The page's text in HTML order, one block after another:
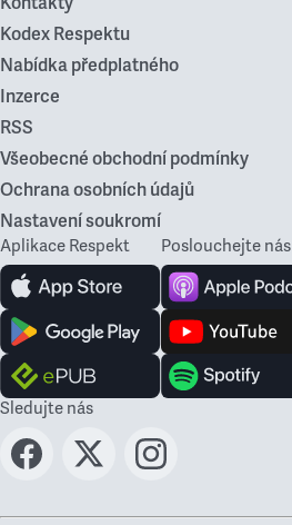
Kodex Respektu
Nabídka předplatného
Inzerce
RSS
Všeobecné obchodní podmínky
Ochrana osobních údajů
Nastavení soukromí
Aplikace Respekt Poslouchejte nás
Sledujte nás